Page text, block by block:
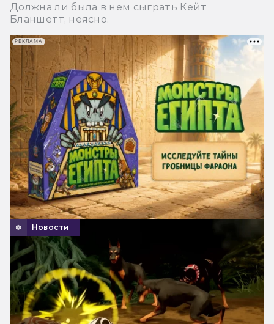
Должна ли была в нем сыграть Кейт
Бланшетт, неясно.
Новости
РЕКЛАМА